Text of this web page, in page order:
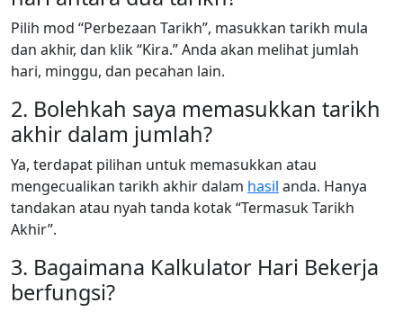
Pilih mod “Perbezaan Tarikh”, masukkan tarikh mula
dan akhir, dan klik “Kira.” Anda akan melihat jumlah
hari, minggu, dan pecahan lain.
2. Bolehkah saya memasukkan tarikh
akhir dalam jumlah?
Ya, terdapat pilihan untuk memasukkan atau
mengecualikan tarikh akhir dalam hasil anda. Hanya
tandakan atau nyah tanda kotak “Termasuk Tarikh
Akhir”.
3. Bagaimana Kalkulator Hari Bekerja
berfungsi?